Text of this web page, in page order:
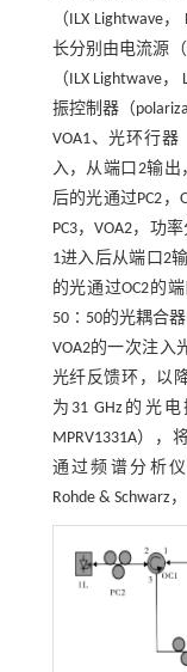
（ILX Lightwave
长分别由电流源（
（ILX Lightwave
振控制器（
VOA1、光环行器
入，从端口2输出
后的光通过PC2
PC3，VOA2，功
1进入后从端口2
的光通过OC2的
50∶50的光耦合
VOA2的一次注入
光纤反馈环，以
为31 GHz的光电
MPRV1331A）
通过频谱分析仪
Rohde & Schwarz